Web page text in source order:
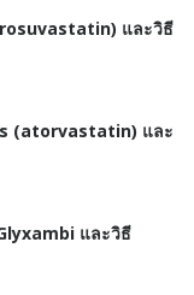
และวิธี
(atorvastatin) และ
และวิธี